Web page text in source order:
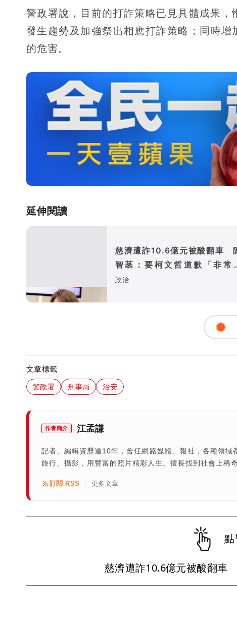
警政署說，目前的打詐策略已見具體成果
發生趨勢及加強祭出相應打詐策略；同時
的危害。
延伸閱讀
慈濟遭詐10.6億元被酸翻車
智菡：要柯文哲道歉「非常
謬」
政治
文章標籤
警政署 刑事局 治安
作者簡介 江孟謙
記者、編輯資歷逾10年，曾任網路媒體、報社，各種領
旅行、攝影，用豐富的照片精彩人生。擅長找到社會上稀
訂閱 RSS 更多文章
慈濟遭詐10.6億元被酸翻車